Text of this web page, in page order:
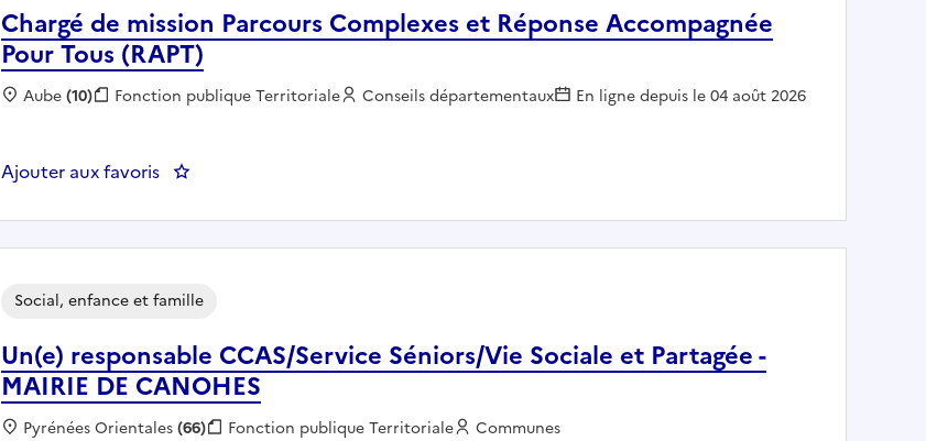
Chargé de mission Parcours Complexes et Réponse Accompagnée
Pour Tous (RAPT)
Localisation :
Aube(10) Fonction publique :
Fonction publique Territoriale Employeur :
Conseils départementaux En ligne depuis le 04 août 2026
Ajouter aux favoris : Chargé de mission Parcours Complexes et Réponse Accompagnée Pour Tous (RAPT)
Un(e) responsable CCAS/Service Séniors/Vie Sociale et Partagée -
MAIRIE DE CANOHES
Social, enfance et famille
Localisation :
Pyrénées Orientales(66) Fonction publique :
Fonction publique Territoriale Employeur :
Communes